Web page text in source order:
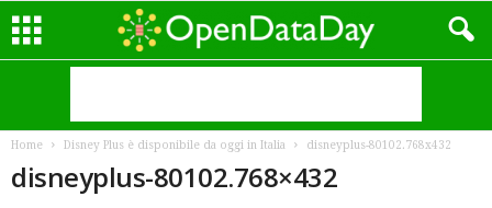
Home Disney Plus è disponibile da oggi in Italia disneyplus-80102.768x432
disneyplus-80102.768×432